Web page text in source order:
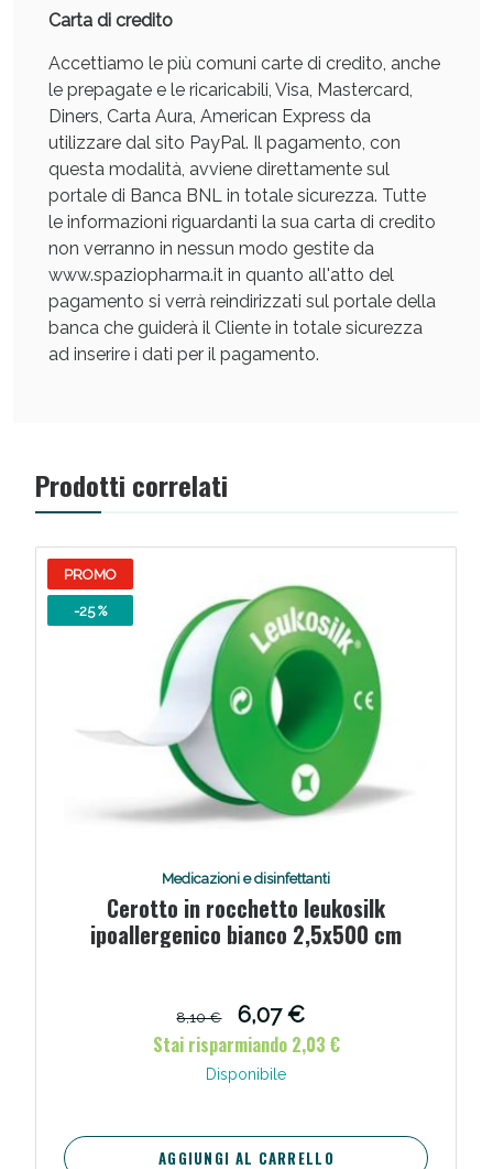
Carta di credito
Accettiamo le più comuni carte di credito, anche
le prepagate e le ricaricabili, Visa, Mastercard,
Diners, Carta Aura, American Express da
utilizzare dal sito PayPal. Il pagamento, con
questa modalità, avviene direttamente sul
portale di Banca BNL in totale sicurezza. Tutte
le informazioni riguardanti la sua carta di credito
non verranno in nessun modo gestite da
www.spaziopharma.it in quanto all'atto del
pagamento si verrà reindirizzati sul portale della
banca che guiderà il Cliente in totale sicurezza
ad inserire i dati per il pagamento.
Prodotti correlati
PROMO
-25 %
Medicazioni e disinfettanti
Cerotto in rocchetto leukosilk
ipoallergenico bianco 2,5x500 cm
8,10 €
6,07 €
Stai risparmiando 2,03 €
Disponibile
AGGIUNGI AL CARRELLO
Scopri le offerte di Oggi